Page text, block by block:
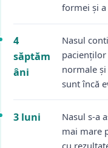
formei și
4
săptăm
âni
Nasul
normale
sunt încă
3 luni
Nasul s-a
mai mare
cu